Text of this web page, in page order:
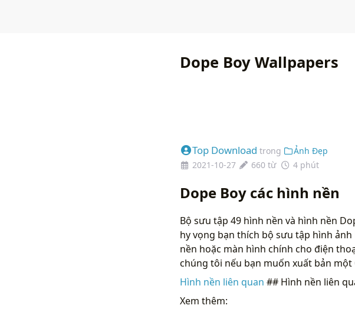
Dope Boy Wallpapers
Top Download trong
Ảnh Đẹp
2021-10-27
660 từ 4 phút
Dope Boy các hình nền
Bộ sưu tập 49 hình nền và hình nền
hy vọng bạn thích bộ sưu tập hình
nền hoặc màn hình chính cho điện
chúng tôi nếu bạn muốn xuất bản một
Hình nền liên quan ## Hình nền liên
Xem thêm: